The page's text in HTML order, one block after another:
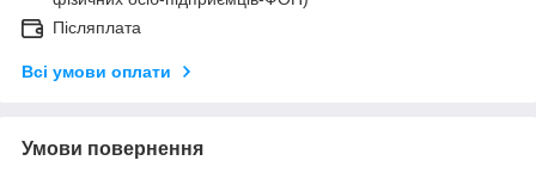
Післяплата
Всі умови оплати
Умови повернення